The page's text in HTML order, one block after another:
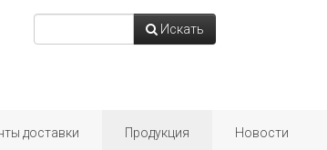
Искать
доставки Продукция Новости